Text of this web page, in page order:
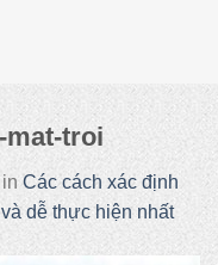
mat-troi
inCác cách xác định
dễ thực hiện nhất